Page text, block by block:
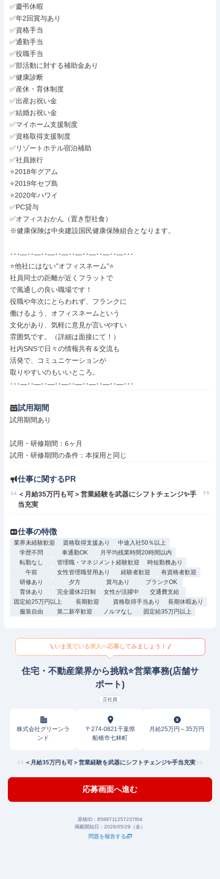
✅慶弔休暇
✅年2回賞与あり
✅資格手当
✅通勤手当
✅役職手当
✅部活動に対する補助金あり
✅健康診断
✅産休・育休制度
✅出産お祝い金
✅結婚お祝い金
✅マイホーム支援制度
✅資格取得支援制度
✅リゾートホテル宿泊補助
✅社員旅行
⭐2018年グアム
⭐2019年セブ島
⭐2020年ハワイ
✅PC貸与
✅オフィスおかん（置き型社食）
※健康保険は中央建設国民健康保険組合となります。
･･･―･･―･･―･･―･･―･･―･･―･･―･･･
⭐他社にはない"オフィスネーム"⭐
社員同士の距離が近くフラットで
で風通しの良い職場です！
役職や年次にとらわれず、フランクに
働けるよう、オフィスネームという
文化があり、気軽に意見が言いやすい
雰囲気です。（詳細は面接にて！）
社内SNSで日々の情報共有＆交流も
活発で、コミュニケーションが
取りやすいのもいいところ。
･･･―･･―･･―･･―･･―･･―･･―･･―･･･
試用期間
試用期間あり
試用・研修期間：6ヶ月
仕事に関するPR
＜月給35万円も可＞営業経験を武器にシフトチェンジ✨手
当充実
仕事の特徴
業界未経験歓迎 資格取得支援あり
中途入社50％以上
学歴不問
車通勤OK
月平均残業時間20時間以内
転勤なし
管理職・マネジメント経験歓迎
時短勤務あり
午前
女性管理職登用あり 経験者歓迎
有資格者歓迎
研修あり
夕方 賞与あり
ブランクOK
育休あり
完全週休2日制 女性が活躍中
交通費支給
固定給25万円以上
長期歓迎 資格取得手当あり
長期休暇あり
服装自由
第二新卒歓迎 ノルマなし 固定給35万円以上
いま見ている求人へ応募してみましょう！
住宅・不動産業界から挑戦⭐営業事務(店舗サ
ポート)
正社員
株式会社グリーンラ
ンド
〒274-0821千葉県
船橋市七林町
月給25万円～35万円
＜月給35万円も可＞営業経験を武器にシフトチェンジ✨手当充実
応募画面へ進む
原稿ID： 8588711257237f04
掲載開始日： 2026/05/29（金）
問題を報告する